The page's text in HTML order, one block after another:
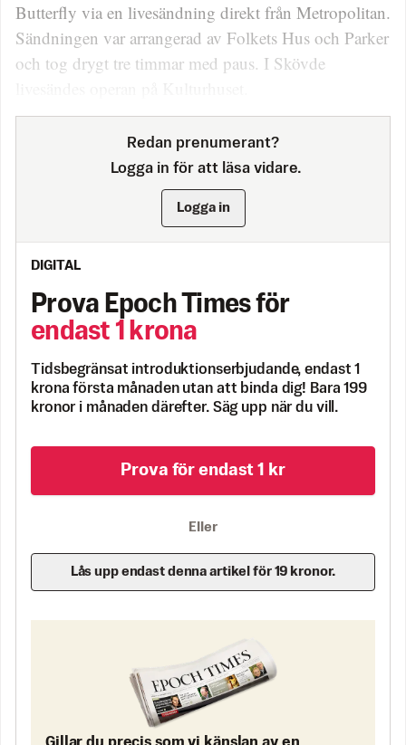
Butterfly via en livesändning direkt från Metropolitan.
Sändningen var arrangerad av Folkets Hus och Parker
och tog drygt tre timmar med paus. I Skövde
Redan prenumerant?
Logga in för att läsa vidare.
Logga in
DIGITAL
Prova Epoch Times för
endast 1 krona
Tidsbegränsat introduktionserbjudande, endast 1
krona första månaden utan att binda dig! Bara 199
kronor i månaden därefter. Säg upp när du vill.
Prova för endast 1 kr
Eller
Lås upp endast denna artikel för 19 kronor.